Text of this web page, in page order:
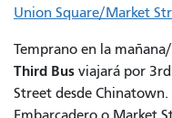
Union Square/Market
Temprano en la
Third Bus viajará por
Street desde Chinatown.